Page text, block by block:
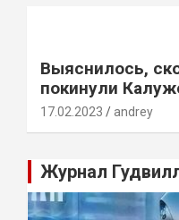
Выяснилось,
покинули
17.02.2023 andrey
Журнал